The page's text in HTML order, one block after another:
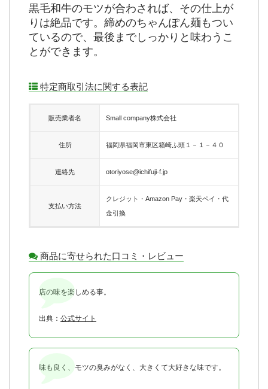
黒毛和牛のモツが合わされば、その仕上が
りは絶品です。締めのちゃんぽん麺もつい
ているので、最後までしっかりと味わうこ
とができます。
特定商取引法に関する表記
販売業者名 Small company株式会社
住所 福岡県福岡市東区箱崎ふ頭１－１－４０
連絡先 otoriyose@ichifuji-f.jp
支払い方法
クレジット・Amazon Pay・楽天ペイ・代
金引換
商品に寄せられた口コミ・レビュー
店の味を楽しめる事。
出典： 公式サイト
味も良く、モツの臭みがなく、大きくて大好きな味です。